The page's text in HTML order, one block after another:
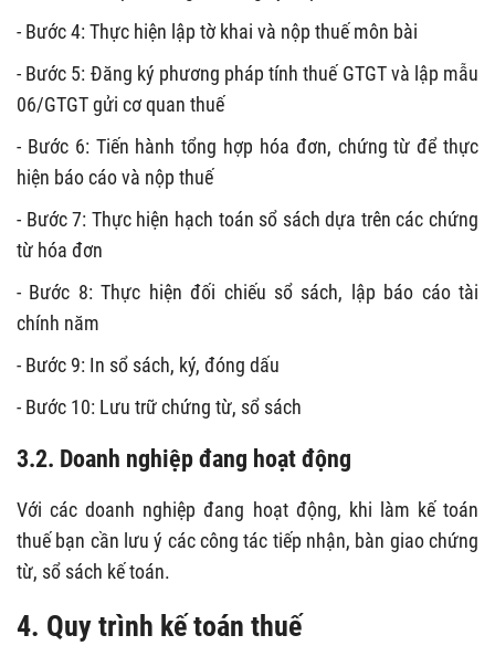
- Bước 4: Thực hiện lập tờ khai và nộp thuế môn bài
- Bước 5: Đăng ký phương pháp tính thuế GTGT và lập mẫu
06/GTGT gửi cơ quan thuế
- Bước 6: Tiến hành tổng hợp hóa đơn, chứng từ để thực
hiện báo cáo và nộp thuế
- Bước 7: Thực hiện hạch toán sổ sách dựa trên các chứng
từ hóa đơn
- Bước 8: Thực hiện đối chiếu sổ sách, lập báo cáo tài
chính năm
- Bước 9: In sổ sách, ký, đóng dấu
- Bước 10: Lưu trữ chứng từ, sổ sách
3.2. Doanh nghiệp đang hoạt động
Với các doanh nghiệp đang hoạt động, khi làm kế toán
thuế bạn cần lưu ý các công tác tiếp nhận, bàn giao chứng
từ, sổ sách kế toán.
4. Quy trình kế toán thuế